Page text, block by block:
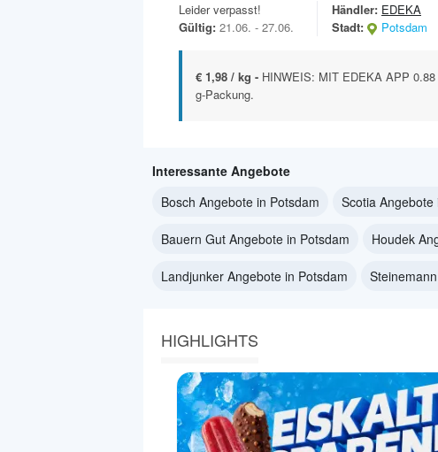
Leider verpasst!
Gültig: 21.06. - 27.06.
Händler: EDEKA
Stadt:
Potsdam
€ 1,98 / kg - HINWEIS: MIT EDEKA APP
g-Packung.
Interessante Angebote
Bosch Angebote in Potsdam
Scotia Angebote
Bauern Gut Angebote in Potsdam Houdek
Landjunker Angebote in Potsdam
HIGHLIGHTS